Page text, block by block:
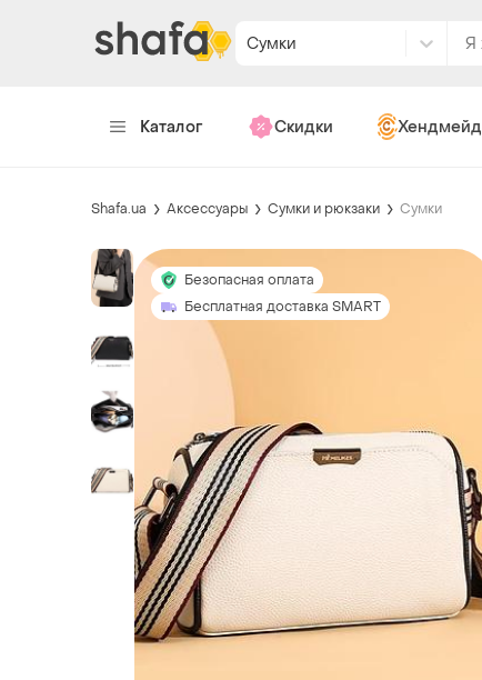
Сумки
Каталог Скидки Хендмейд
Shafa.ua Аксессуары Сумки и рюкзаки Сумки
Безопасная оплата
Бесплатная доставка SMART